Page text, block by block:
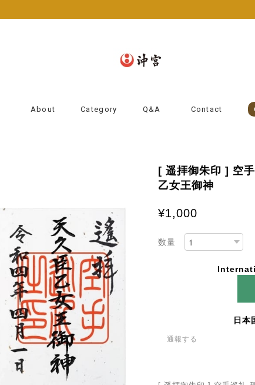
About Category Q&A Contact
[ 遥拝御朱印 ] 空
乙女王御神
¥1,000
数量
日本
通報する